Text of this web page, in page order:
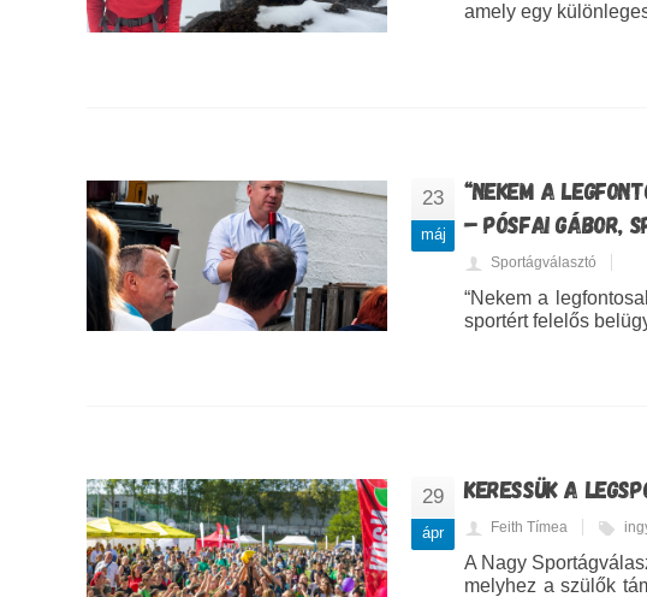
amely egy
23
máj
“NEKEM A
– PÓSFAI GÁBOR,
Sportágválasztó
“Nekem a
sportért felelős
29
ápr
KERESSÜK A
Feith Tímea
A Nagy
melyhez a szülők